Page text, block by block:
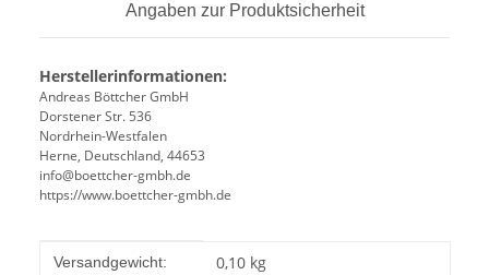
Angaben zur Produktsicherheit
Herstellerinformationen:
Andreas Böttcher GmbH
Dorstener Str. 536
Nordrhein-Westfalen
Herne, Deutschland, 44653
info@boettcher-gmbh.de
https://www.boettcher-gmbh.de
Produkteigenschaft
Wert
Versandgewicht: 0,10 kg